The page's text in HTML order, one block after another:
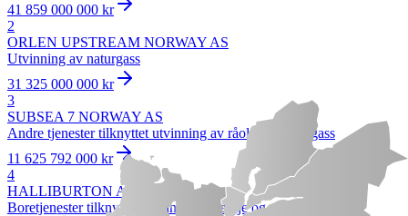
41 859 000 000 kr
2
ORLEN UPSTREAM NORWAY AS
Utvinning av naturgass
31 325 000 000 kr
3
SUBSEA 7 NORWAY AS
Andre tjenester tilknyttet utvinning av råolje og naturgass
11 625 792 000 kr
4
HALLIBURTON AS
Boretjenester tilknyttet utvinning av råolje og naturgass